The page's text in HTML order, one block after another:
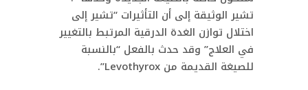
تشير الوثيقة إلى أن التأثيرات “تشير إلى
اختلال توازن الغدة الدرقية المرتبط بالتغيير
في العلاج” وقد حدث بالفعل “بالنسبة
للصيغة القديمة من Levothyrox”.